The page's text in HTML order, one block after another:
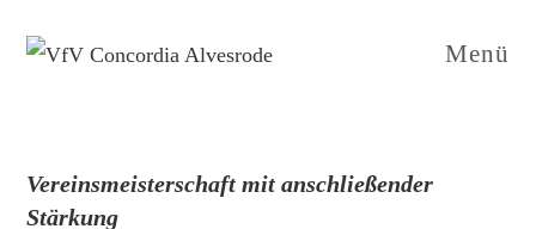
Inhalt
Menü
Vereinsmeisterschaft mit anschließender
Stärkung